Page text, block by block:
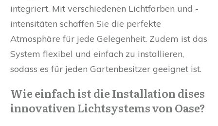
integriert. Mit verschiedenen Lichtfarben und -
intensitäten schaffen Sie die perfekte
Atmosphäre für jede Gelegenheit. Zudem ist das
System flexibel und einfach zu installieren,
sodass es für jeden Gartenbesitzer geeignet ist.
Wie einfach ist die Installation dises
innovativen Lichtsystems von Oase?